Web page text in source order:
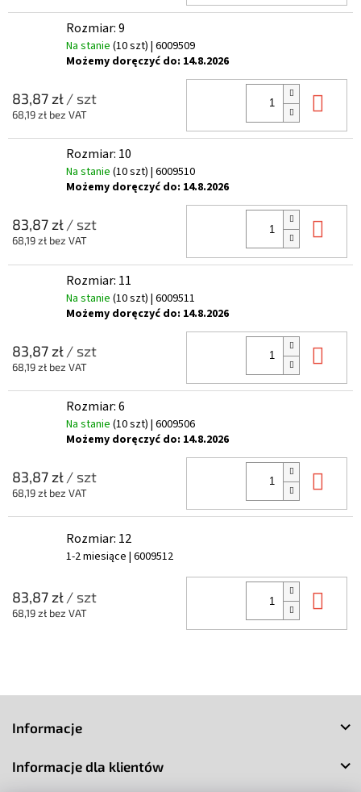
Rozmiar: 9
Na stanie (10 szt) | 6009509
Możemy doręczyć do: 14.8.2026
83,87 zł/ szt
68,19 zł bez VAT
Rozmiar: 10
Na stanie (10 szt) | 6009510
Możemy doręczyć do: 14.8.2026
83,87 zł/ szt
68,19 zł bez VAT
Rozmiar: 11
Na stanie (10 szt) | 6009511
Możemy doręczyć do: 14.8.2026
83,87 zł/ szt
68,19 zł bez VAT
Rozmiar: 6
Na stanie (10 szt) | 6009506
Możemy doręczyć do: 14.8.2026
83,87 zł/ szt
68,19 zł bez VAT
Rozmiar: 12
1-2 miesiące | 6009512
83,87 zł/ szt
68,19 zł bez VAT
Informacje
Informacje dla klientów